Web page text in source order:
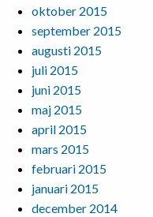
oktober 2015
september 2015
augusti 2015
juli 2015
juni 2015
maj 2015
april 2015
mars 2015
februari 2015
januari 2015
december 2014